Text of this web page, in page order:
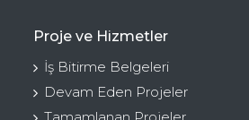
Proje ve Hizmetler
İş Bitirme Belgeleri
Devam Eden Projeler